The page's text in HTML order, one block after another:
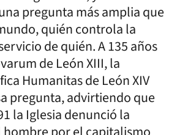
pregunta más amplia que
quién controla la
de quién. A 135 años
de León XIII, la
Humanitas de León XIV
pregunta, advirtiendo que
la Iglesia denunció la